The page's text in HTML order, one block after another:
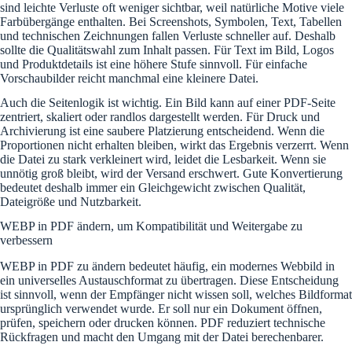
sind leichte Verluste oft weniger sichtbar, weil natürliche Motive viele
Farbübergänge enthalten. Bei Screenshots, Symbolen, Text, Tabellen
und technischen Zeichnungen fallen Verluste schneller auf. Deshalb
sollte die Qualitätswahl zum Inhalt passen. Für Text im Bild, Logos
und Produktdetails ist eine höhere Stufe sinnvoll. Für einfache
Vorschaubilder reicht manchmal eine kleinere Datei.
Auch die Seitenlogik ist wichtig. Ein Bild kann auf einer PDF-Seite
zentriert, skaliert oder randlos dargestellt werden. Für Druck und
Archivierung ist eine saubere Platzierung entscheidend. Wenn die
Proportionen nicht erhalten bleiben, wirkt das Ergebnis verzerrt. Wenn
die Datei zu stark verkleinert wird, leidet die Lesbarkeit. Wenn sie
unnötig groß bleibt, wird der Versand erschwert. Gute Konvertierung
bedeutet deshalb immer ein Gleichgewicht zwischen Qualität,
Dateigröße und Nutzbarkeit.
WEBP in PDF ändern, um Kompatibilität und Weitergabe zu
verbessern
WEBP in PDF zu ändern bedeutet häufig, ein modernes Webbild in
ein universelles Austauschformat zu übertragen. Diese Entscheidung
ist sinnvoll, wenn der Empfänger nicht wissen soll, welches Bildformat
ursprünglich verwendet wurde. Er soll nur ein Dokument öffnen,
prüfen, speichern oder drucken können. PDF reduziert technische
Rückfragen und macht den Umgang mit der Datei berechenbarer.